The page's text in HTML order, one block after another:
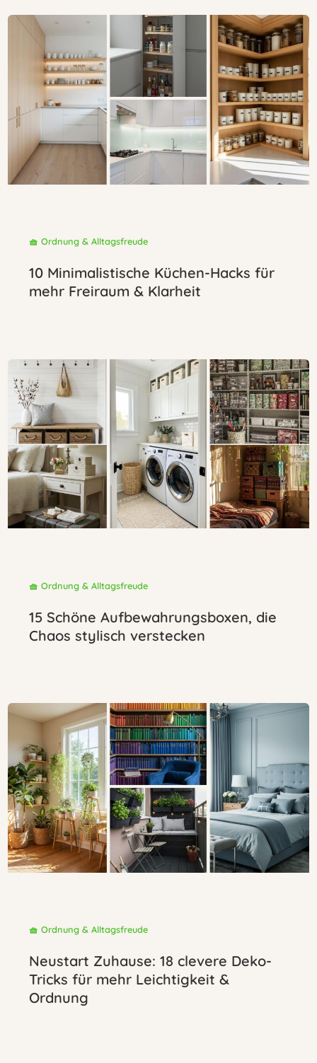
d
e
o
🧺 Ordnung & Alltagsfreude
10 Minimalistische Küchen-Hacks für
mehr Freiraum & Klarheit
🧺 Ordnung & Alltagsfreude
15 Schöne Aufbewahrungsboxen, die
Chaos stylisch verstecken
🧺 Ordnung & Alltagsfreude
Neustart Zuhause: 18 clevere Deko-
Tricks für mehr Leichtigkeit &
Ordnung